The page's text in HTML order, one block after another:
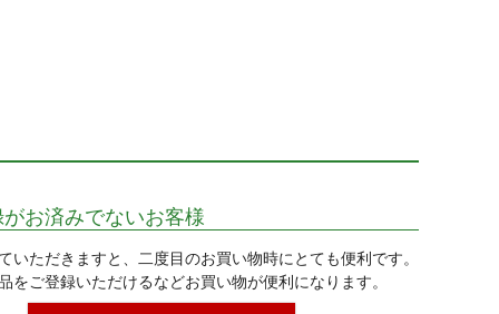
お済みでないお客様
いただきますと、二度目のお買い物時にとても便利です。
をご登録いただけるなどお買い物が便利になります。